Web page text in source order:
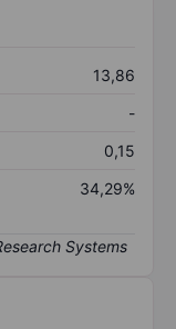
13,86
-
0,15
34,29%